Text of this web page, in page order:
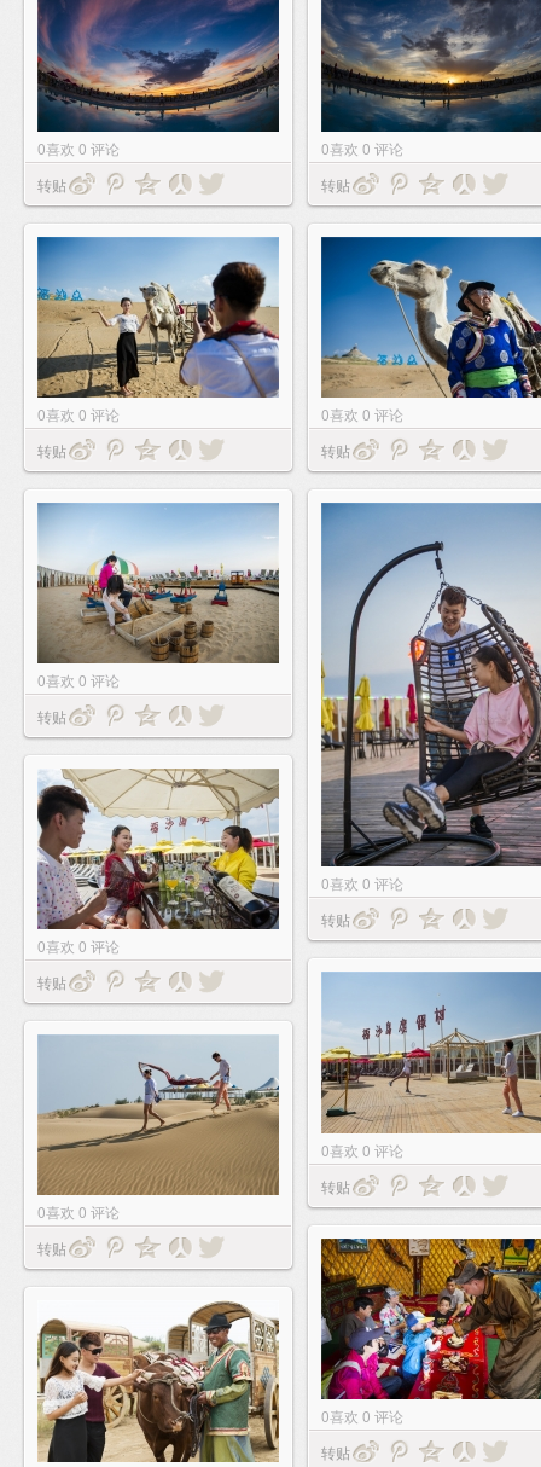
0喜欢 0 评论
转贴
0喜欢 0 评论
转贴
0喜欢 0 评论
转贴
0喜欢 0 评论
转贴
0喜欢 0 评论
转贴
0喜欢 0 评论
转贴
0喜欢 0 评论
转贴
0喜欢 0 评论
转贴
0喜欢 0 评论
转贴
0喜欢 0 评论
转贴